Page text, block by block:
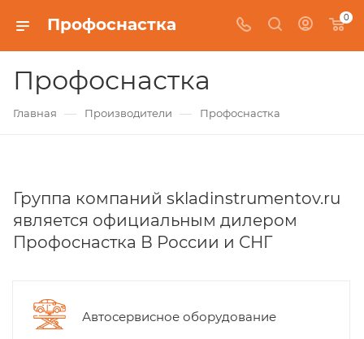
Профоснастка 0
Профоснастка
Главная — Производители — Профоснастка
Группа компаний skladinstrumentov.ru
является официальным дилером
Профоснастка В России и СНГ
Автосервисное оборудование